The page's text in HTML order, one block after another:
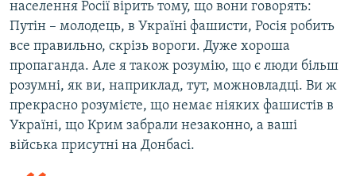
населення Росії вірить тому, що вони говорять:
Путін – молодець, в Україні фашисти, Росія робить
все правильно, скрізь вороги. Дуже хороша
пропаганда. Але я також розумію, що є люди більш
розумні, як ви, наприклад, тут, можновладці. Ви ж
прекрасно розумієте, що немає ніяких фашистів в
Україні, що Крим забрали незаконно, а ваші
війська присутні на Донбасі.